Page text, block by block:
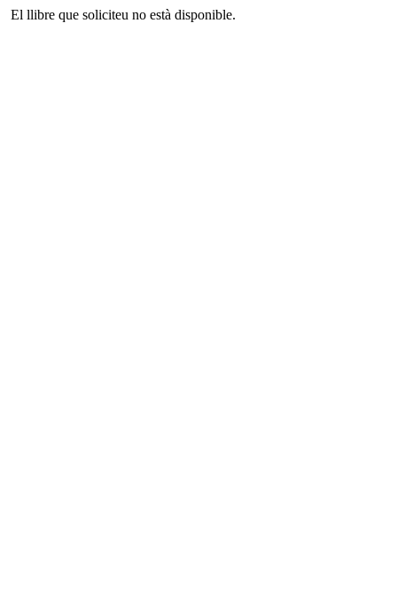
El llibre que soliciteu no està disponible.